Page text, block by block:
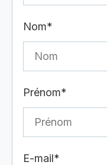
Nom*
Prénom*
E-mail*